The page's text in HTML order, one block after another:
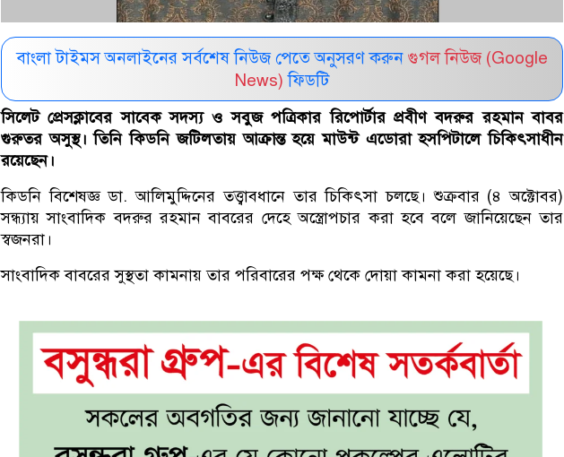
বাংলা টাইমস অনলাইনের সর্বশেষ নিউজ পেতে অনুসরণ করুন গুগল নিউজ (Google
News) ফিডটি
সিলেট প্রেসক্লাবের সাবেক সদস্য ও সবুজ পত্রিকার রিপোর্টার প্রবীণ বদরুর রহমান বাবর
গুরুতর অসুস্থ। তিনি কিডনি জটিলতায় আক্রান্ত হয়ে মাউন্ট এডোরা হসপিটালে চিকিৎসাধীন
রয়েছেন।
কিডনি বিশেষজ্ঞ ডা. আলিমুদ্দিনের তত্ত্বাবধানে তার চিকিৎসা চলছে। শুক্রবার (৪ অক্টোবর)
সন্ধ্যায় সাংবাদিক বদরুর রহমান বাবরের দেহে অস্ত্রোপচার করা হবে বলে জানিয়েছেন তার
স্বজনরা।
সাংবাদিক বাবরের সুস্থতা কামনায় তার পরিবারের পক্ষ থেকে দোয়া কামনা করা হয়েছে।